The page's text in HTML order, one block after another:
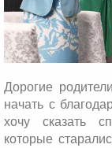
Дорогие
начать с
хочу сказать
которые